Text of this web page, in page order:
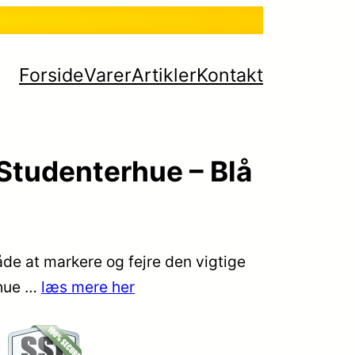
ForsideVarerArtiklerKontakt
– Blå
at markere og fejre den vigtige
… læs mere her